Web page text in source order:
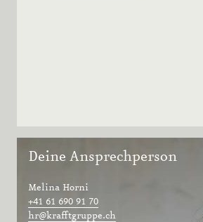
Deine Ansprechperson
Melina Horni
+41 61 690 91 70
hr@krafftgruppe.ch